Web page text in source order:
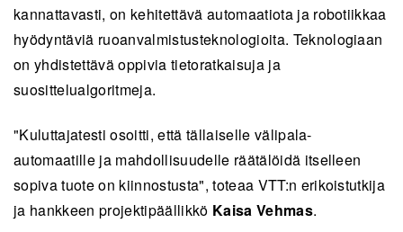
kannattavasti, on kehitettävä automaatiota ja robotiikkaa
hyödyntäviä ruoanvalmistusteknologioita. Teknologiaan
on yhdistettävä oppivia tietoratkaisuja ja
suosittelualgoritmeja.
"Kuluttajatesti osoitti, että tällaiselle välipala-
automaatille ja mahdollisuudelle räätälöidä itselleen
sopiva tuote on kiinnostusta", toteaa VTT:n erikoistutkija
ja hankkeen projektipäällikkö Kaisa Vehmas.